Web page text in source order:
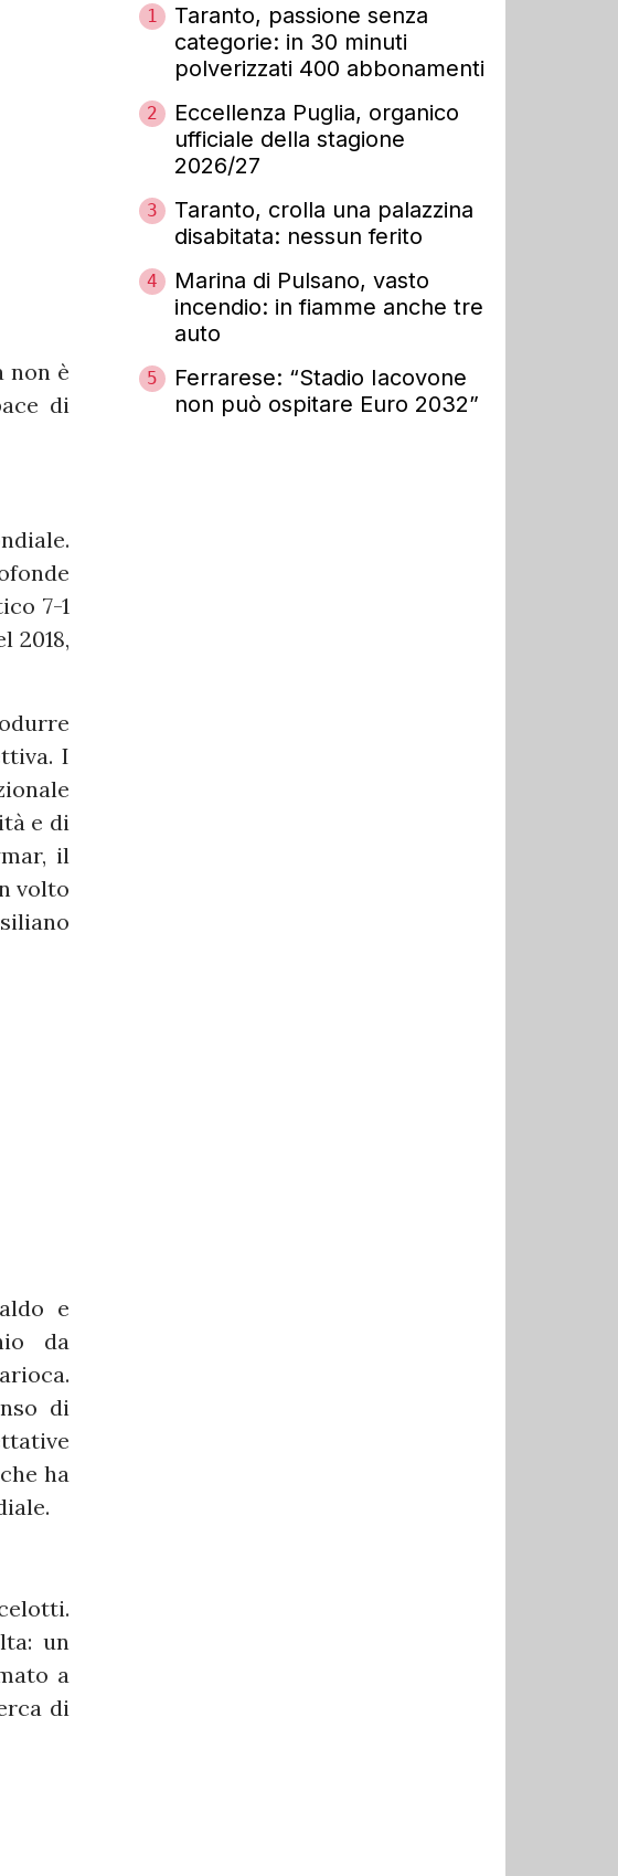
non è
di
7-1
2018,
I
e di
il
volto
e
da
di
ha
un
a
di
1
Taranto, passione senza
categorie: in 30 minuti
polverizzati 400 abbonamenti
2
Eccellenza Puglia, organico
ufficiale della stagione
2026/27
3
Taranto, crolla una palazzina
disabitata: nessun ferito
4
Marina di Pulsano, vasto
incendio: in fiamme anche tre
auto
5
Ferrarese: “Stadio Iacovone
non può ospitare Euro 2032”